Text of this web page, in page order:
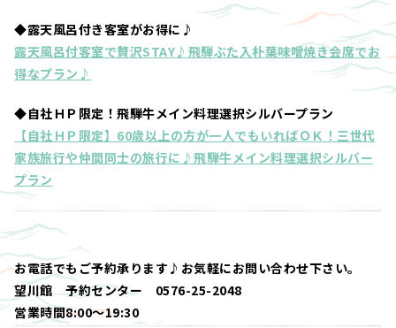
◆露天風呂付き客室がお得に♪
露天風呂付客室で贅沢STAY♪飛騨ぶた入朴葉味噌焼き会席でお
得なプラン♪
◆自社ＨＰ限定！飛騨牛メイン料理選択シルバープラン
【自社ＨＰ限定】60歳以上の方が一人でもいればＯＫ！三世代
家族旅行や仲間同士の旅行に♪飛騨牛メイン料理選択シルバー
プラン
お電話でもご予約承ります♪お気軽にお問い合わせ下さい。
望川館 予約センター 0576-25-2048
営業時間8:00～19:30